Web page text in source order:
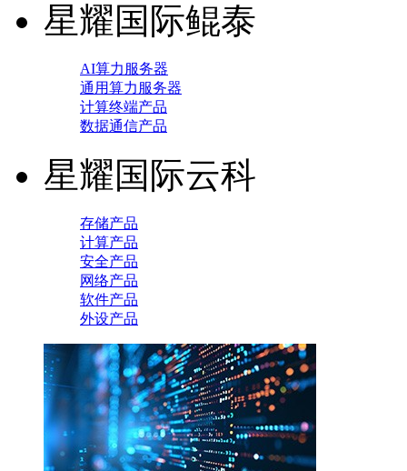
星耀国际鲲泰
AI算力服务器
通用算力服务器
计算终端产品
数据通信产品
星耀国际云科
存储产品
计算产品
安全产品
网络产品
软件产品
外设产品